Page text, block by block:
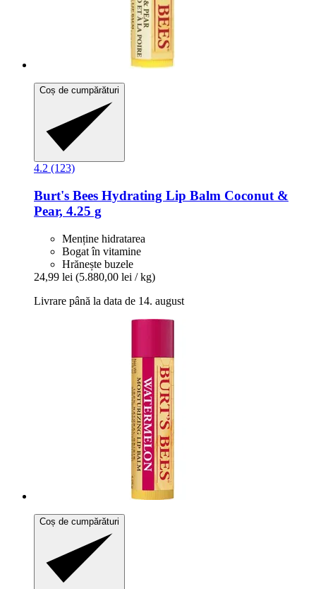
Coș de cumpărături
4.2 (123)
Burt's Bees Hydrating Lip Balm Coconut &
Pear, 4.25 g
Menține hidratarea
Bogat în vitamine
Hrănește buzele
24,99 lei (5.880,00 lei / kg)
Livrare până la data de 14. august
Coș de cumpărături